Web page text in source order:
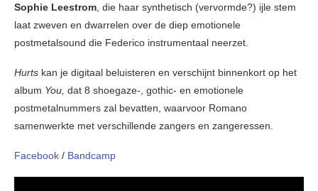
Sophie Leestrom , die haar synthetisch (vervormde?) ijle stem
laat zweven en dwarrelen over de diep emotionele
postmetalsound die Federico instrumentaal neerzet.
Hurts kan je digitaal beluisteren en verschijnt binnenkort op het
album You, dat 8 shoegaze-, gothic- en emotionele
postmetalnummers zal bevatten, waarvoor Romano
samenwerkte met verschillende zangers en zangeressen.
Facebook / Bandcamp